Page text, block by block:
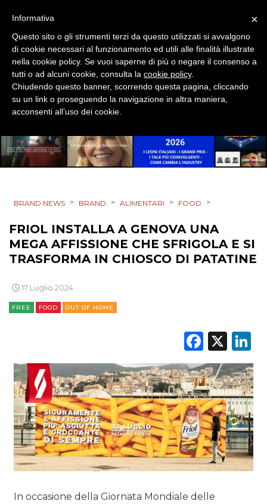
DIGITALE
EDITORIA
ESTERNA
RADIO / AUDIO
RICERCHE
NORMATIVE
CASE HISTORY
OPINIONI
BRAND NEWS > BRAND > ALIMENTARI > FOOD >
FRIOL INSTALLA A GENOVA UNA
MEGA AFFISSIONE CHE SFRIGOLA E SI
TRASFORMA IN CHIOSCO DI PATATINE
17 Luglio 2024
FREE FOOD OUT OF HOME
X
In occasione della Giornata Mondiale delle
×
Informativa
Questo sito o gli strumenti terzi da questo utilizzati si avvalgono
di cookie necessari al funzionamento ed utili alle finalità illustrate
nella cookie policy. Se vuoi saperne di più o negare il consenso a
tutti o ad alcuni cookie, consulta la cookie policy.
Chiudendo questo banner, scorrendo questa pagina, cliccando
su un link o proseguendo la navigazione in altra maniera,
acconsenti all’uso dei cookie.